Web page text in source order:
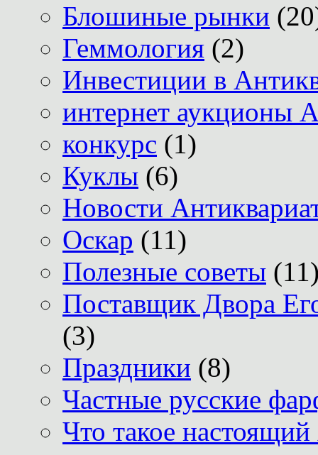
Блошиные рынки
Геммология (2)
Инвестиции в
интернет аукционы
конкурс (1)
Куклы (6)
Новости
Оскар (11)
Полезные советы
Поставщик Двора
(3)
Праздники (8)
Частные русские
Что такое